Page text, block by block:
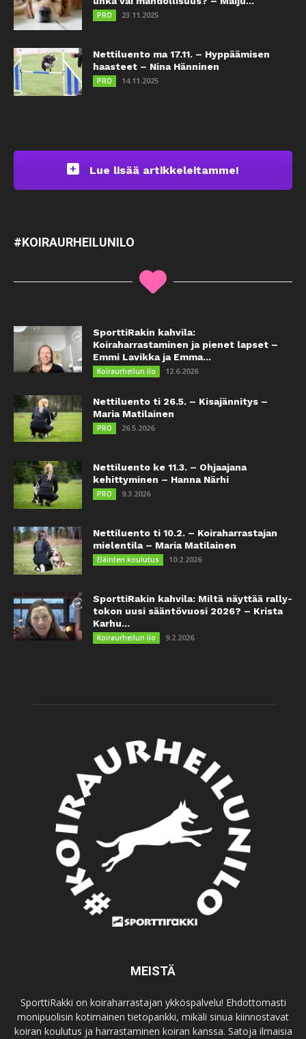
PRO 23.11.2025
Nettiluento ma 17.11. – Hyppäämisen
haasteet – Nina Hänninen
PRO 14.11.2025
Lue lisää artikkeleitamme!
#KOIRAURHEILUNILO
SporttiRakin kahvila:
Koiraharrastaminen ja pienet lapset –
Emmi Lavikka ja Emma...
Koiraurheilun ilo 12.6.2026
Nettiluento ti 26.5. – Kisajännitys –
Maria Matilainen
PRO 26.5.2026
Nettiluento ke 11.3. – Ohjaajana
kehittyminen – Hanna Närhi
PRO 9.3.2026
Nettiluento ti 10.2. – Koiraharrastajan
mielentila – Maria Matilainen
Eläinten koulutus 10.2.2026
SporttiRakin kahvila: Miltä näyttää rally-
tokon uusi sääntövuosi 2026? – Krista
Karhu...
Koiraurheilun ilo 9.2.2026
MEISTÄ
SporttiRakki on koiraharrastajan ykköspalvelu! Ehdottomasti
monipuolisin kotimainen tietopankki, mikäli sinua kiinnostavat
koiran koulutus ja harrastaminen koiran kanssa. Satoja ilmaisia